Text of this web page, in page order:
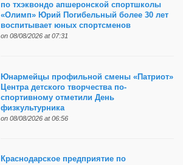
по тхэквондо апшеронской спортшколы
«Олимп» Юрий Погибельный более 30 лет
воспитывает юных спортсменов
on 08/08/2026 at 07:31
Юнармейцы профильной смены «Патриот»
Центра детского творчества по-
спортивному отметили День
физкультурника
on 08/08/2026 at 06:56
Краснодарское предприятие по